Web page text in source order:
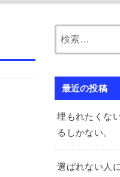
最近の投稿
埋もれたくな
るしかない。
選ばれない人